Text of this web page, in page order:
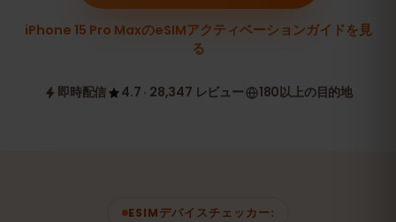
iPhone 15 Pro MaxのeSIMアクティベーションガイドを見
る
即時配信 4.7 · 28,347 レビュー 180以上の目的地
ESIMデバイスチェッカー: